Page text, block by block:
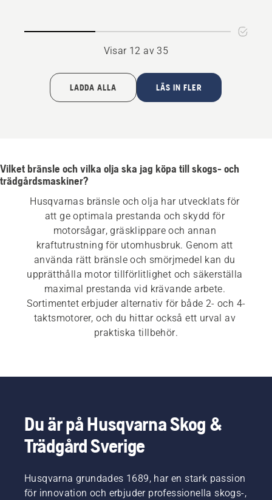
Visar 12 av 35
LADDA ALLA LÄS IN FLER
Vilket bränsle och vilka olja ska jag köpa till skogs- och
trädgårdsmaskiner?
Husqvarnas bränsle och olja har utvecklats för
att ge optimala prestanda och skydd för
motorsågar, gräsklippare och annan
kraftutrustning för utomhusbruk. Genom att
använda rätt bränsle och smörjmedel kan du
upprätthålla motor tillförlitlighet och säkerställa
maximal prestanda vid krävande arbete.
Sortimentet erbjuder alternativ för både 2- och 4-
taktsmotorer, och du hittar också ett urval av
praktiska tillbehör.
Du är på Husqvarna Skog &
Trädgård Sverige
Husqvarna grundades 1689, har en stark passion
för innovation och erbjuder professionella skogs-,